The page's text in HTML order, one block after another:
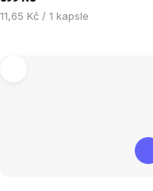
Měrná
11,65 Kč / 1 kapsle